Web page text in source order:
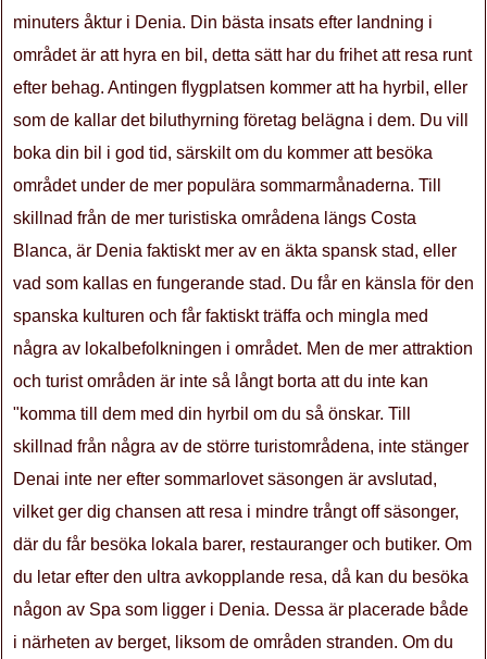
minuters åktur i Denia. Din bästa insats efter landning i
området är att hyra en bil, detta sätt har du frihet att resa runt
efter behag. Antingen flygplatsen kommer att ha hyrbil, eller
som de kallar det biluthyrning företag belägna i dem. Du vill
boka din bil i god tid, särskilt om du kommer att besöka
området under de mer populära sommarmånaderna. Till
skillnad från de mer turistiska områdena längs Costa
Blanca, är Denia faktiskt mer av en äkta spansk stad, eller
vad som kallas en fungerande stad. Du får en känsla för den
spanska kulturen och får faktiskt träffa och mingla med
några av lokalbefolkningen i området. Men de mer attraktion
och turist områden är inte så långt borta att du inte kan
"komma till dem med din hyrbil om du så önskar. Till
skillnad från några av de större turistområdena, inte stänger
Denai inte ner efter sommarlovet säsongen är avslutad,
vilket ger dig chansen att resa i mindre trångt off säsonger,
där du får besöka lokala barer, restauranger och butiker. Om
du letar efter den ultra avkopplande resa, då kan du besöka
någon av Spa som ligger i Denia. Dessa är placerade både
i närheten av berget, liksom de områden stranden. Om du